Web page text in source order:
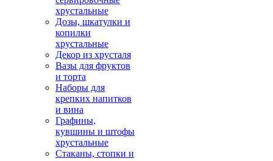
хрустальные
Дозы, шкатулки и
копилки
хрустальные
Декор из хрусталя
Вазы для фруктов
и торта
Наборы для
крепких напитков
и вина
Графины,
кувшины и штофы
хрустальные
Стаканы, стопки и